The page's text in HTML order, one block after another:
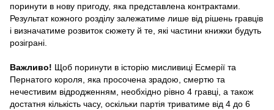
поринути в нову пригоду, яка представлена контрактами.
Результат кожного розділу залежатиме лише від рішень гравців
і визначатиме розвиток сюжету й те, які частини книжки будуть
розіграні.
Важливо! Щоб поринути в історію мисливиці Есмерії та
Пернатого короля, яка просочена зрадою, смертю та
нечестивим відродженням, необхідно рівно 4 гравці, а також
достатня кількість часу, оскільки партія триватиме від 4 до 6